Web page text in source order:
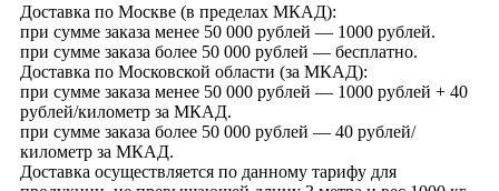
Доставка по Москве (в пределах МКАД):
при сумме заказа менее 50 000 рублей — 1000 рублей.
при сумме заказа более 50 000 рублей — бесплатно.
Доставка по Московской области (за МКАД):
при сумме заказа менее 50 000 рублей — 1000 рублей + 40
рублей/километр за МКАД.
при сумме заказа более 50 000 рублей — 40 рублей/
километр за МКАД.
Доставка осуществляется по данному тарифу для